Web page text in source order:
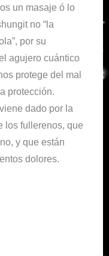
un masaje ó lo
no “la
por su
agujero cuántico
protege del mal
protección.
dado por la
los fullerenos, que
y que están
dolores.